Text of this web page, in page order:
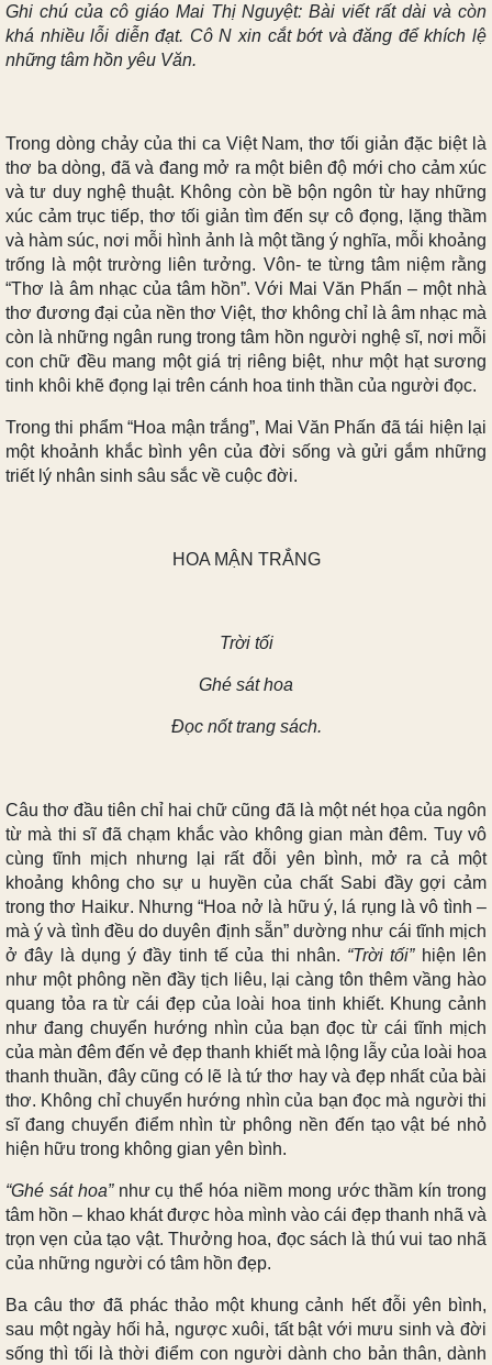
Ghi chú của cô giáo Mai Thị Nguyệt: Bài viết rất dài và còn
khá nhiều lỗi diễn đạt. Cô N xin cắt bớt và đăng để khích lệ
những tâm hồn yêu Văn.
Trong dòng chảy của thi ca Việt Nam, thơ tối giản đặc biệt là
thơ ba dòng, đã và đang mở ra một biên độ mới cho cảm xúc
và tư duy nghệ thuật. Không còn bề bộn ngôn từ hay những
xúc cảm trục tiếp, thơ tối giản tìm đến sự cô đọng, lặng thầm
và hàm súc, nơi mỗi hình ảnh là một tầng ý nghĩa, mỗi khoảng
trống là một trường liên tưởng. Vôn- te từng tâm niệm rằng
“Thơ là âm nhạc của tâm hồn”. Với Mai Văn Phấn – một nhà
thơ đương đại của nền thơ Việt, thơ không chỉ là âm nhạc mà
còn là những ngân rung trong tâm hồn người nghệ sĩ, nơi mỗi
con chữ đều mang một giá trị riêng biệt, như một hạt sương
tinh khôi khẽ đọng lại trên cánh hoa tinh thần của người đọc.
Trong thi phẩm “Hoa mận trắng”, Mai Văn Phấn đã tái hiện lại
một khoảnh khắc bình yên của đời sống và gửi gắm những
triết lý nhân sinh sâu sắc về cuộc đời.
HOA MẬN TRẮNG
Trời tối
Ghé sát hoa
Đọc nốt trang sách.
Câu thơ đầu tiên chỉ hai chữ cũng đã là một nét họa của ngôn
từ mà thi sĩ đã chạm khắc vào không gian màn đêm. Tuy vô
cùng tĩnh mịch nhưng lại rất đỗi yên bình, mở ra cả một
khoảng không cho sự u huyền của chất Sabi đầy gợi cảm
trong thơ Haikư. Nhưng “Hoa nở là hữu ý, lá rụng là vô tình –
mà ý và tình đều do duyên định sẵn” dường như cái tĩnh mịch
ở đây là dụng ý đầy tinh tế của thi nhân. “Trời tối”hiện lên
như một phông nền đầy tịch liêu, lại càng tôn thêm vầng hào
quang tỏa ra từ cái đẹp của loài hoa tinh khiết. Khung cảnh
như đang chuyển hướng nhìn của bạn đọc từ cái tĩnh mịch
của màn đêm đến vẻ đẹp thanh khiết mà lộng lẫy của loài hoa
thanh thuần, đây cũng có lẽ là tứ thơ hay và đẹp nhất của bài
thơ. Không chỉ chuyển hướng nhìn của bạn đọc mà người thi
sĩ đang chuyển điểm nhìn từ phông nền đến tạo vật bé nhỏ
hiện hữu trong không gian yên bình.
“Ghé sát hoa”như cụ thể hóa niềm mong ước thầm kín trong
tâm hồn – khao khát được hòa mình vào cái đẹp thanh nhã và
trọn vẹn của tạo vật. Thưởng hoa, đọc sách là thú vui tao nhã
của những người có tâm hồn đẹp.
Ba câu thơ đã phác thảo một khung cảnh hết đỗi yên bình,
sau một ngày hối hả, ngược xuôi, tất bật với mưu sinh và đời
sống thì tối là thời điểm con người dành cho bản thân, dành